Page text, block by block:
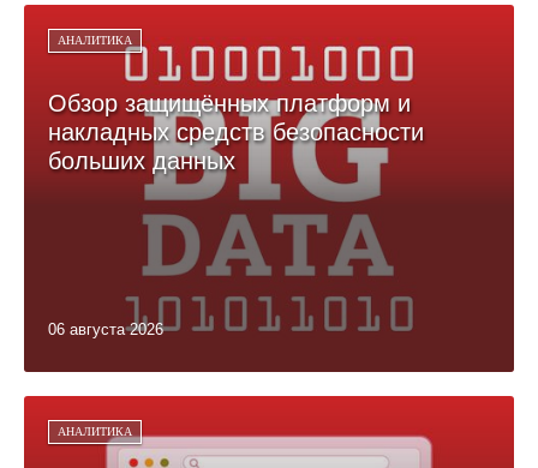
АНАЛИТИКА
Обзор защищённых платформ и
накладных средств безопасности
больших данных
06 августа 2026
АНАЛИТИКА